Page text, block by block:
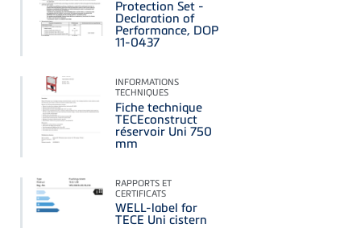
Protection Set -
Declaration of
Performance, DOP
11-0437
INFORMATIONS
TECHNIQUES
Fiche technique
TECEconstruct
réservoir Uni 750
mm
RAPPORTS ET
CERTIFICATS
WELL-label for
TECE Uni cistern